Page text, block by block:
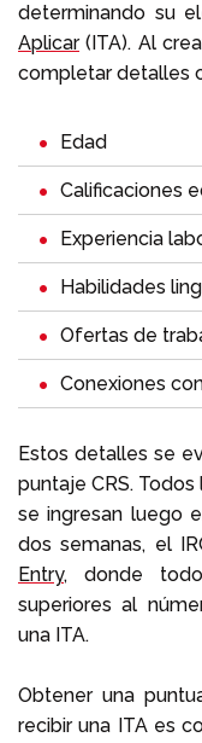
determinando su
Aplicar(ITA). Al
completar detalles
Edad
Calificaciones
Experiencia
Habilidades
Ofertas de
Conexiones
Estos detalles se
puntaje CRS.
se ingresan luego
dos semanas, el
Entry, donde
superiores al
una ITA.
Obtener una
recibir una ITA es